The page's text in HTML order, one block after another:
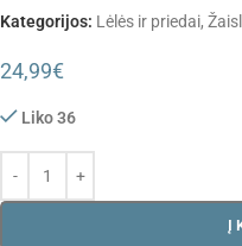
Kategorijos: Lėlės ir priedai,
24,99€
Liko 36
Į